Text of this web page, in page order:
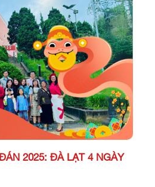
2025: ĐÀ LẠT 4 NGÀY